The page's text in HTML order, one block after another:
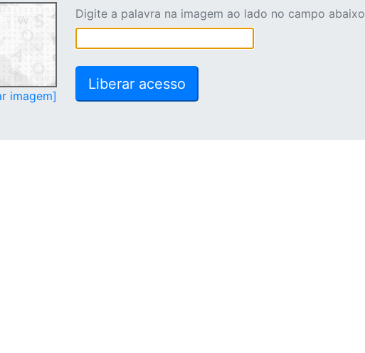
imagem]
Digite a palavra na imagem ao lado no campo abaixo